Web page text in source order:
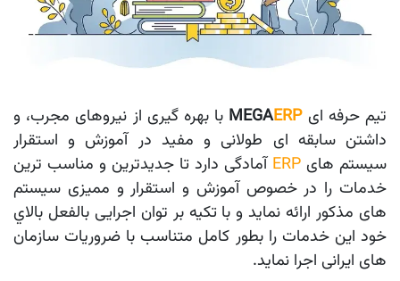
تیم حرفه ای MEGAERP
با بهره گیری از نیروهای مجرب، و
داشتن سابقه ای طولانی و مفید در آموزش و استقرار
سیستم هایERP آمادگی دارد تا جديدترين و مناسب ترين
خدمات را در خصوص آموزش و استقرار و ممیزی سیستم
های مذکور ارائه نمايد و با تکيه بر توان اجرایی بالفعل بالاي
خود اين خدمات را بطور کامل متناسب با ضروريات سازمان
های ایرانی اجرا نمايد.